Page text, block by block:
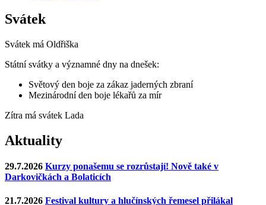
Svátek
Svátek má Oldřiška
Státní svátky a významné dny na dnešek:
Světový den boje za zákaz jaderných zbraní
Mezinárodní den boje lékařů za mír
Zítra má svátek Lada
Aktuality
29.7.2026 Kurzy ponašemu se rozrůstají! Nově také v
Darkovičkách a Bolaticích
21.7.2026 Festival kultury a hlučínských řemesel přilákal